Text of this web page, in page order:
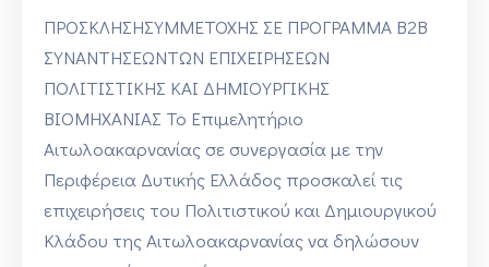
ΠΡΟΣΚΛΗΣΗΣΥΜΜΕΤΟΧΗΣ ΣΕ ΠΡΟΓΡΑΜΜΑ Β2Β
ΣΥΝΑΝΤΗΣΕΩΝΤΩΝ ΕΠΙΧΕΙΡΗΣΕΩΝ
ΠΟΛΙΤΙΣΤΙΚΗΣ ΚΑΙ ΔΗΜΙΟΥΡΓΙΚΗΣ
ΒΙΟΜΗΧΑΝΙΑΣ Το Επιμελητήριο
Αιτωλοακαρνανίας σε συνεργασία με την
Περιφέρεια Δυτικής Ελλάδος προσκαλεί τις
επιχειρήσεις του Πολιτιστικού και Δημιουργικού
Κλάδου της Αιτωλοακαρνανίας να δηλώσουν